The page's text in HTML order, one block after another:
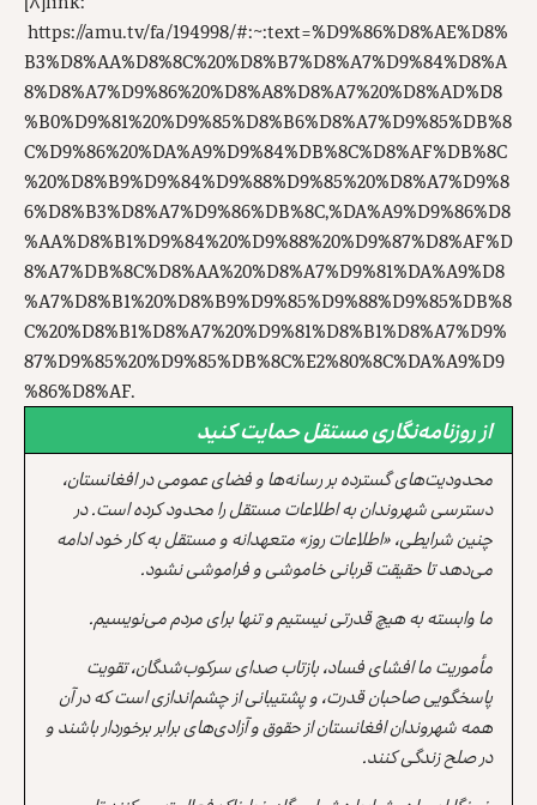
https://amu.tv/fa/194998/#:~:text=%D9%86%D8%AE%D8%
B3%D8%AA%D8%8C%20%D8%B7%D8%A7%D9%84%D8%A
8%D8%A7%D9%86%20%D8%A8%D8%A7%20%D8%AD%D8
%B0%D9%81%20%D9%85%D8%B6%D8%A7%D9%85%DB%8
C%D9%86%20%DA%A9%D9%84%DB%8C%D8%AF%DB%8C
%20%D8%B9%D9%84%D9%88%D9%85%20%D8%A7%D9%8
6%D8%B3%D8%A7%D9%86%DB%8C,%DA%A9%D9%86%D8
%AA%D8%B1%D9%84%20%D9%88%20%D9%87%D8%AF%D
8%A7%DB%8C%D8%AA%20%D8%A7%D9%81%DA%A9%D8
%A7%D8%B1%20%D8%B9%D9%85%D9%88%D9%85%DB%8
C%20%D8%B1%D8%A7%20%D9%81%D8%B1%D8%A7%D9%
87%D9%85%20%D9%85%DB%8C%E2%80%8C%DA%A9%D9
%86%D8%AF.
از روزنامه‌نگاری مستقل حمایت کنید
محدودیت‌های گسترده بر رسانه‌ها و فضای عمومی در افغانستان،
دسترسی شهروندان به اطلاعات مستقل را محدود کرده است. در
چنین شرایطی، «اطلاعات روز» متعهدانه و مستقل به کار خود ادامه
می‌دهد تا حقیقت قربانی خاموشی و فراموشی نشود.
ما وابسته به هیچ قدرتی نیستیم و تنها برای مردم می‌نویسیم.
مأموریت ما افشای فساد، بازتاب صدای سرکوب‌شدگان، تقویت
پاسخگویی صاحبان قدرت، و پشتیبانی از چشم‌اندازی است که در آن
همه شهروندان افغانستان از حقوق و آزادی‌های برابر برخوردار باشند و
در صلح زندگی کنند.